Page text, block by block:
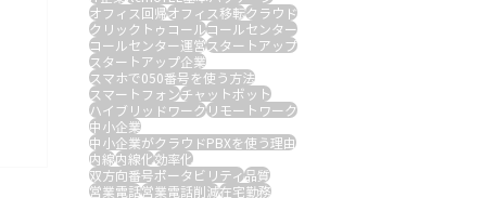
オフィス回帰オフィス移転クラウド
クリックトゥコールコールセンター
コールセンター運営スタートアップ
スタートアップ企業
スマホで050番号を使う方法
スマートフォンチャットボット
ハイブリッドワークリモートワーク
中小企業
中小企業がクラウドPBXを使う理由
内線内線化効率化
双方向番号ポータビリティ品質
営業電話営業電話削減在宅勤務